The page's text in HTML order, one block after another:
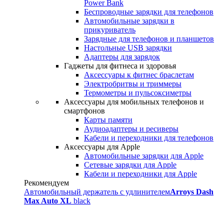
Power Bank
Беспроводные зарядки для телефонов
Автомобильные зарядки в
прикуриватель
Зарядные для телефонов и планшетов
Настольные USB зарядки
Адаптеры для зарядок
Гаджеты для фитнеса и здоровья
Аксессуары к фитнес браслетам
Электробритвы и триммеры
Термометры и пульсоксиметры
Аксессуары для мобильных телефонов и
смартфонов
Карты памяти
Аудиоадаптеры и ресиверы
Кабели и переходники для телефонов
Аксессуары для Apple
Автомобильные зарядки для Apple
Сетевые зарядки для Apple
Кабели и переходники для Apple
Рекомендуем
Автомобильный держатель с удлинителемArroys Dash
Max Auto XL black